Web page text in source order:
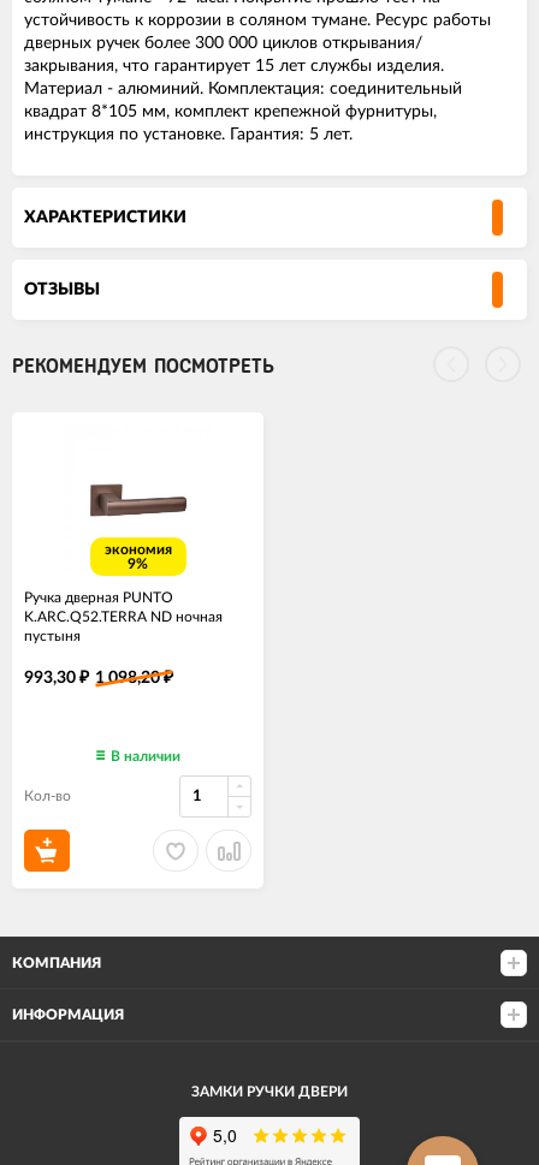
устойчивость к коррозии в соляном тумане. Ресурс работы
дверных ручек более 300 000 циклов открывания/
закрывания, что гарантирует 15 лет службы изделия.
Материал - алюминий. Комплектация: соединительный
квадрат 8*105 мм, комплект крепежной фурнитуры,
инструкция по установке. Гарантия: 5 лет.
ХАРАКТЕРИСТИКИ
ОТЗЫВЫ
РЕКОМЕНДУЕМ ПОСМОТРЕТЬ
экономия
9%
Ручка дверная PUNTO
K.ARC.Q52.TERRA ND ночная
пустыня
993,30 ₽ 1 098,20₽
В наличии
Кол-во
КОМПАНИЯ
ИНФОРМАЦИЯ
ЗАМКИ РУЧКИ ДВЕРИ